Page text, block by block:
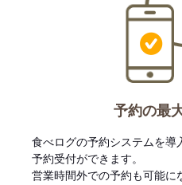
予約の最
食べログの予約システムを導
予約受付ができます。
営業時間外での予約も可能に